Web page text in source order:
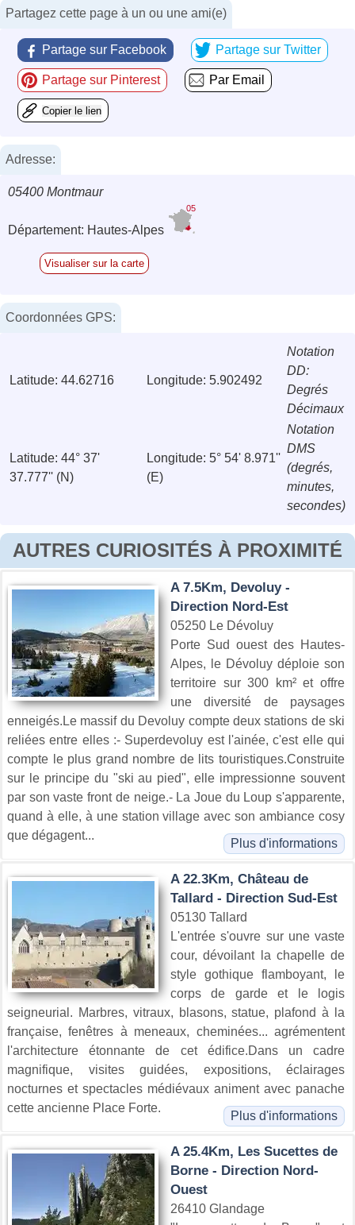
Partagez cette page à un ou une ami(e)
Partage sur Facebook Partage sur Twitter
Partage sur Pinterest Par Email
Copier le lien
Adresse:
05400 Montmaur
Département: Hautes-Alpes
05
Visualiser sur la carte
Coordonnées GPS:
Latitude: 44.62716 Longitude: 5.902492
Notation
DD:
Degrés
Décimaux
Latitude: 44° 37'
37.777'' (N)
Longitude: 5° 54' 8.971''
(E)
Notation
DMS
(degrés,
minutes,
secondes)
AUTRES CURIOSITÉS À PROXIMITÉ
A 7.5Km, Devoluy -
Direction Nord-Est
05250 Le Dévoluy
Porte Sud ouest des Hautes-
Alpes, le Dévoluy déploie son
territoire sur 300 km² et offre
une diversité de paysages
enneigés.Le massif du Devoluy compte deux stations de ski
reliées entre elles :- Superdevoluy est l'ainée, c'est elle qui
compte le plus grand nombre de lits touristiques.Construite
sur le principe du "ski au pied", elle impressionne souvent
par son vaste front de neige.- La Joue du Loup s'apparente,
quand à elle, à une station village avec son ambiance cosy
que dégagent...
Plus d'informations
A 22.3Km, Château de
Tallard - Direction Sud-Est
05130 Tallard
L'entrée s'ouvre sur une vaste
cour, dévoilant la chapelle de
style gothique flamboyant, le
corps de garde et le logis
seigneurial. Marbres, vitraux, blasons, statue, plafond à la
française, fenêtres à meneaux, cheminées... agrémentent
l'architecture étonnante de cet édifice.Dans un cadre
magnifique, visites guidées, expositions, éclairages
nocturnes et spectacles médiévaux animent avec panache
cette ancienne Place Forte.
Plus d'informations
A 25.4Km, Les Sucettes de
Borne - Direction Nord-
Ouest
26410 Glandage